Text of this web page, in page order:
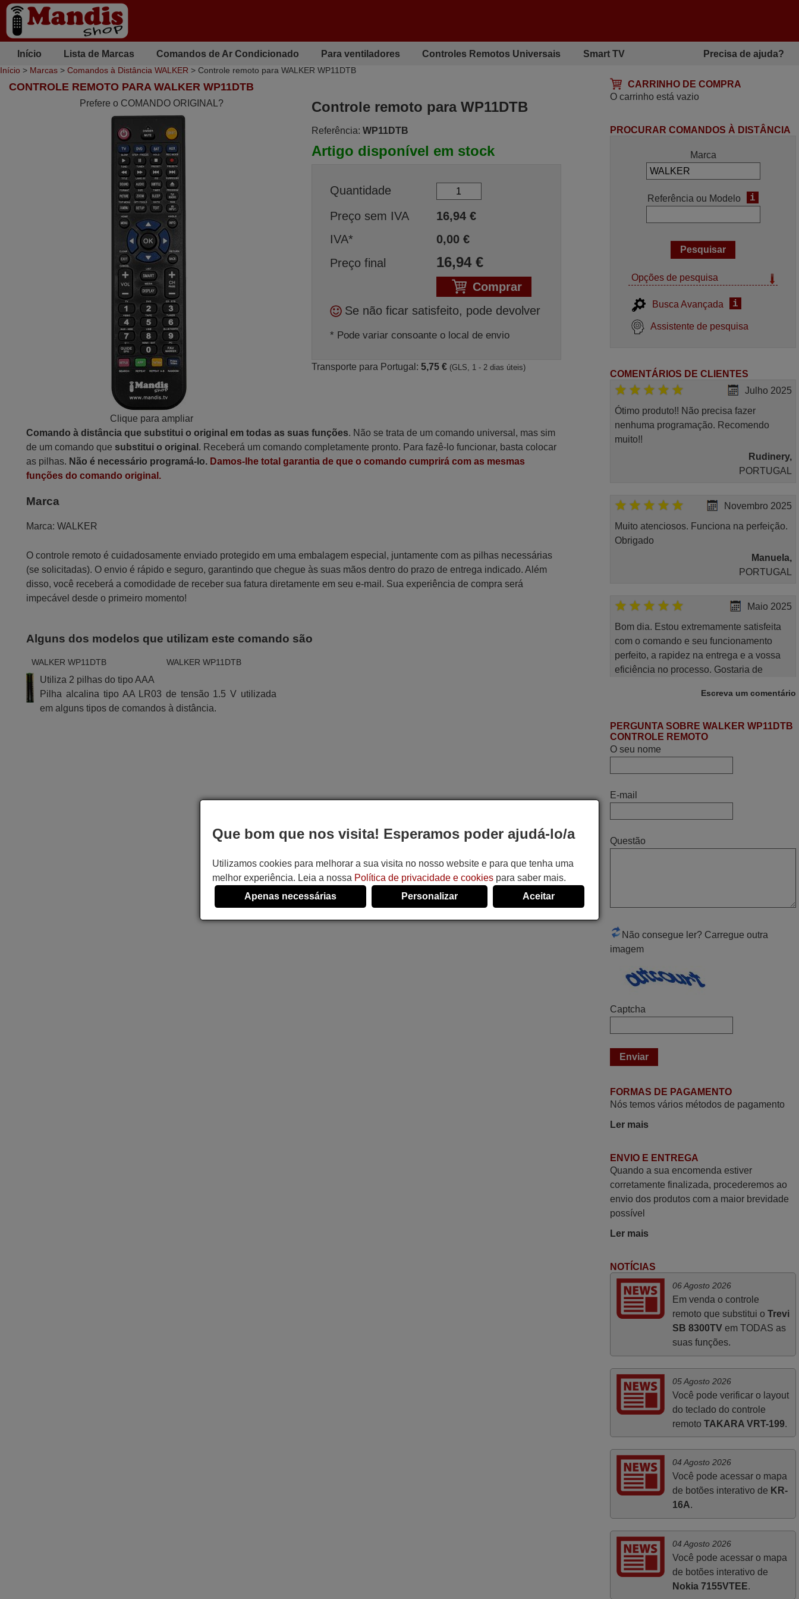
Início Lista de Marcas Comandos de Ar Condicionado Para ventiladores Controles Remotos Universais Smart TV Precisa de ajuda?
Início > Marcas > Comandos à Distância WALKER > Controle remoto para WALKER WP11DTB
CARRINHO DE COMPRA
O carrinho está vazio
CONTROLE REMOTO PARA WALKER WP11DTB
Prefere o COMANDO ORIGINAL?
Clique para ampliar
Controle remoto para WP11DTB
Referência: WP11DTB
Artigo disponível em stock
Quantidade
Preço sem IVA
16,94€
IVA*
0,00€
Preço final
16,94€
Comprar
Se não ficar satisfeito, pode devolver
* Pode variar consoante o local de envio
Transporte para Portugal: 5,75 € (GLS, 1 - 2 dias úteis)
Comando à distância que substitui o original em todas as suas funções. Não se trata de um comando universal, mas sim
de um comando que substitui o original . Receberá um comando completamente pronto. Para fazê-lo funcionar, basta colocar
as pilhas. Não é necessário programá-lo. Damos-lhe total garantia de que o comando cumprirá com as mesmas
funções do comando original.
Marca
Marca: WALKER
O controle remoto é cuidadosamente enviado protegido em uma embalagem especial, juntamente com as pilhas necessárias
(se solicitadas). O envio é rápido e seguro, garantindo que chegue às suas mãos dentro do prazo de entrega indicado. Além
disso, você receberá a comodidade de receber sua fatura diretamente em seu e-mail. Sua experiência de compra será
impecável desde o primeiro momento!
Alguns dos modelos que utilizam este comando são
WALKER WP11DTB WALKER WP11DTB
Utiliza 2 pilhas do tipo AAA
Pilha alcalina tipo AA LR03 de tensão 1.5 V utilizada
em alguns tipos de comandos à distância.
PROCURAR COMANDOS À DISTÂNCIA
Marca
Referência ou Modelo i
Opções de pesquisa
Busca Avançada i
Assistente de pesquisa
COMENTÁRIOS DE CLIENTES
Julho 2025
Ótimo produto!! Não precisa fazer
nenhuma programação. Recomendo
muito!!
Rudinery,
PORTUGAL
Novembro 2025
Muito atenciosos. Funciona na perfeição.
Obrigado
Manuela,
PORTUGAL
Maio 2025
Bom dia. Estou extremamente satisfeita
com o comando e seu funcionamento
perfeito, a rapidez na entrega e a vossa
eficiência no processo. Gostaria de
vossa informação acerca de como usar o
passando pelos códigos. Ninguém em
loja nenhuma me tinha explicado como
funcionar. Apenas diziam que tinham
Julho 2025
Março 2026
Boa noite. Dando correspondência ao
solicitado no corpo do vosso email supra
sobre a minha opinião, quero deixar aqui
que tive com a vossa Empresa durante a
clareza de instruções durante o processo,
MÁXIMA DE 5 ESTRELAS.
continuem, pois infelizmente vai sendo
online com o cliente seja tão prática e
eficiente como a demonstrada por vós.
Apresento os meus cumprimentos.
Paulo,
O comando veio bem embrulhado e
protegido. Fez logo a emparelhamento
com a televisão, sem problemas.
Funciona na perfeição. Recomendo
vivamente este produto e este site.
Junho 2025
Já recebi o comando bem embalado mas
não é de origem mas trabalha bem,
Francisco Alexandre,
PORTUGAL
Escreva um comentário
PERGUNTA SOBRE WALKER WP11DTB
CONTROLE REMOTO
O seu nome
E-mail
Questão
Não consegue ler? Carregue outra
imagem
Captcha
FORMAS DE PAGAMENTO
Nós temos vários métodos de pagamento
Ler mais
ENVIO E ENTREGA
Quando a sua encomenda estiver
corretamente finalizada, procederemos ao
envio dos produtos com a maior brevidade
possível
Ler mais
NOTÍCIAS
06 Agosto 2026
Em venda o controle
remoto que substitui o Trevi
SB 8300TVem TODAS as
suas funções.
05 Agosto 2026
Você pode verificar o layout
do teclado do controle
remoto TAKARA VRT-199.
04 Agosto 2026
Você pode acessar o mapa
de botões interativo de KR-
16A.
04 Agosto 2026
Você pode acessar o mapa
de botões interativo de
Nokia 7155VTEE.
Que bom que nos visita! Esperamos poder ajudá-lo/a
Utilizamos cookies para melhorar a sua visita no nosso website e para que tenha uma
melhor experiência. Leia a nossa Política de privacidade e cookies para saber mais.
Apenas necessárias
Personalizar Aceitar